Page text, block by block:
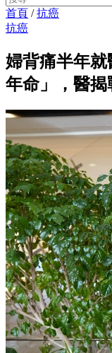
首頁 /抗癌
抗癌
婦背痛半年就
年命」，醫揭